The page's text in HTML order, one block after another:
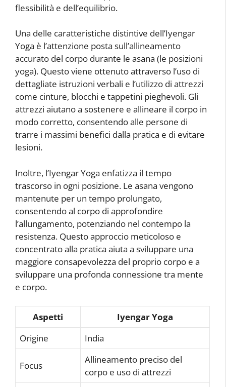
flessibilità e dell’equilibrio.
Una delle caratteristiche distintive dell’Iyengar
Yoga è l’attenzione posta sull’allineamento
accurato del corpo durante le asana (le posizioni
yoga). Questo viene ottenuto attraverso l’uso di
dettagliate istruzioni verbali e l’utilizzo di attrezzi
come cinture, blocchi e tappetini pieghevoli. Gli
attrezzi aiutano a sostenere e allineare il corpo in
modo corretto, consentendo alle persone di
trarre i massimi benefici dalla pratica e di evitare
lesioni.
Inoltre, l’Iyengar Yoga enfatizza il tempo
trascorso in ogni posizione. Le asana vengono
mantenute per un tempo prolungato,
consentendo al corpo di approfondire
l’allungamento, potenziando nel contempo la
resistenza. Questo approccio meticoloso e
concentrato alla pratica aiuta a sviluppare una
maggiore consapevolezza del proprio corpo e a
sviluppare una profonda connessione tra mente
e corpo.
Aspetti
Iyengar Yoga
Origine
India
Focus
Allineamento preciso del
corpo e uso di attrezzi